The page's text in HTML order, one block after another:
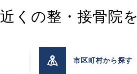
近くの整・接骨院を
市区町村から探す